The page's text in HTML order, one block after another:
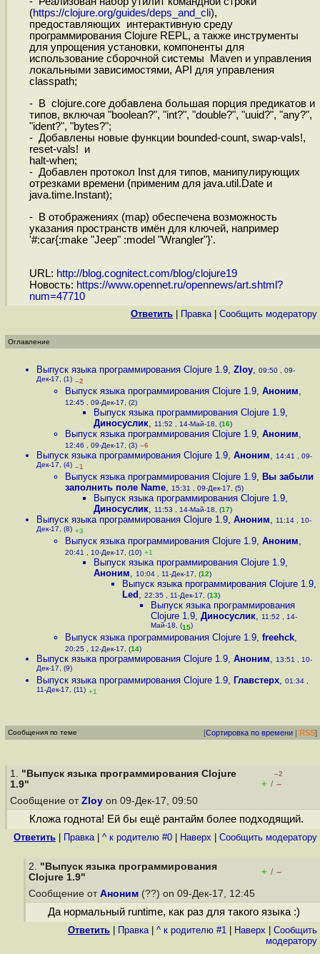
(https://clojure.org/guides/deps_and_cli),
предоставляющих интерактивную среду
программирования Clojure REPL, а также инструменты
для упрощения установки, компоненты для
использование сборочной системы Maven и управления
локальными зависимостями, API для управления
classpath;
- В clojure.core добавлена большая порция предикатов и
типов, включая "boolean?", "int?", "double?", "uuid?", "any?",
"ident?", "bytes?";
- Добавлены новые функции bounded-count, swap-vals!,
reset-vals! и
halt-when;
- Добавлен протокол Inst для типов, манипулирующих
отрезками времени (применим для java.util.Date и
java.time.Instant);
- В отображениях (map) обеспечена возможность
указания пространств имён для ключей, например
'#:car{:make "Jeep" :model "Wrangler"}'.
URL: http://blog.cognitect.com/blog/clojure19
Новость: https://www.opennet.ru/opennews/art.shtml?
num=47710
Ответить Правка| Cообщить модератору
Оглавление
Выпуск языка программирования Clojure 1.9, Zloy, 09:50 , 09-
Дек-17, (1) –2
Выпуск языка программирования Clojure 1.9, Аноним,
12:45 , 09-Дек-17, (2)
Выпуск языка программирования Clojure 1.9,
Диносуслик, 11:52 , 14-Май-18, (16)
Выпуск языка программирования Clojure 1.9, Аноним,
12:46 , 09-Дек-17, (3) –6
Выпуск языка программирования Clojure 1.9, Аноним, 14:41 , 09-
Дек-17, (4) –1
Выпуск языка программирования Clojure 1.9, Вы забыли
заполнить поле Name, 15:31 , 09-Дек-17, (5)
Выпуск языка программирования Clojure 1.9,
Диносуслик, 11:53 , 14-Май-18, (17)
Выпуск языка программирования Clojure 1.9, Аноним, 11:14 , 10-
Дек-17, (8) +3
Выпуск языка программирования Clojure 1.9, Аноним,
20:41 , 10-Дек-17, (10) +1
Выпуск языка программирования Clojure 1.9,
Аноним, 10:04 , 11-Дек-17, (12)
Выпуск языка программирования Clojure 1.9,
Led , 22:35 , 11-Дек-17, (13)
Выпуск языка программирования
Clojure 1.9, Диносуслик, 11:52 , 14-
Май-18, (15)
Выпуск языка программирования Clojure 1.9, freehck,
20:25 , 12-Дек-17, (14)
Выпуск языка программирования Clojure 1.9, Аноним, 13:51 , 10-
Дек-17, (9)
Выпуск языка программирования Clojure 1.9, Главстерх, 01:34 ,
11-Дек-17, (11) +1
Сообщения по теме [Сортировка по времени | RSS]
1. "Выпуск языка программирования Clojure
1.9"
–2
+ / –
Сообщение от Zloy on 09-Дек-17, 09:50
Кложа годнота! Ей бы ещё рантайм более подходящий.
Ответить Правка| ^ к родителю #0 Наверх Cообщить модератору
2. "Выпуск языка программирования
Clojure 1.9"
+ / –
Сообщение от Аноним (??) on 09-Дек-17, 12:45
Да нормальный runtime, как раз для такого языка :)
Ответить Правка| ^ к родителю #1 Наверх
Cообщить
модератору